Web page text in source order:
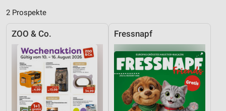
2 Prospekte
ZOO & Co. Fressnapf